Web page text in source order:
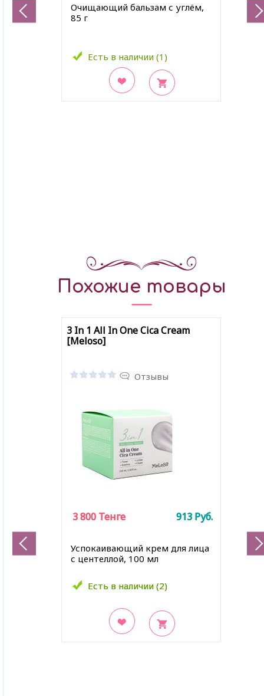
Очищающий бальзам с углём,
85 г
Есть в наличии (1)
Похожие товары
3 In 1 All In One Cica Cream
[Meloso]
Отзывы
Успокаивающий крем для лица
с центеллой, 100 мл
Есть в наличии (2)
3 800 Тенге 913 Руб.
Есть в наличии (2)
3 800 Тенге 913 Руб.